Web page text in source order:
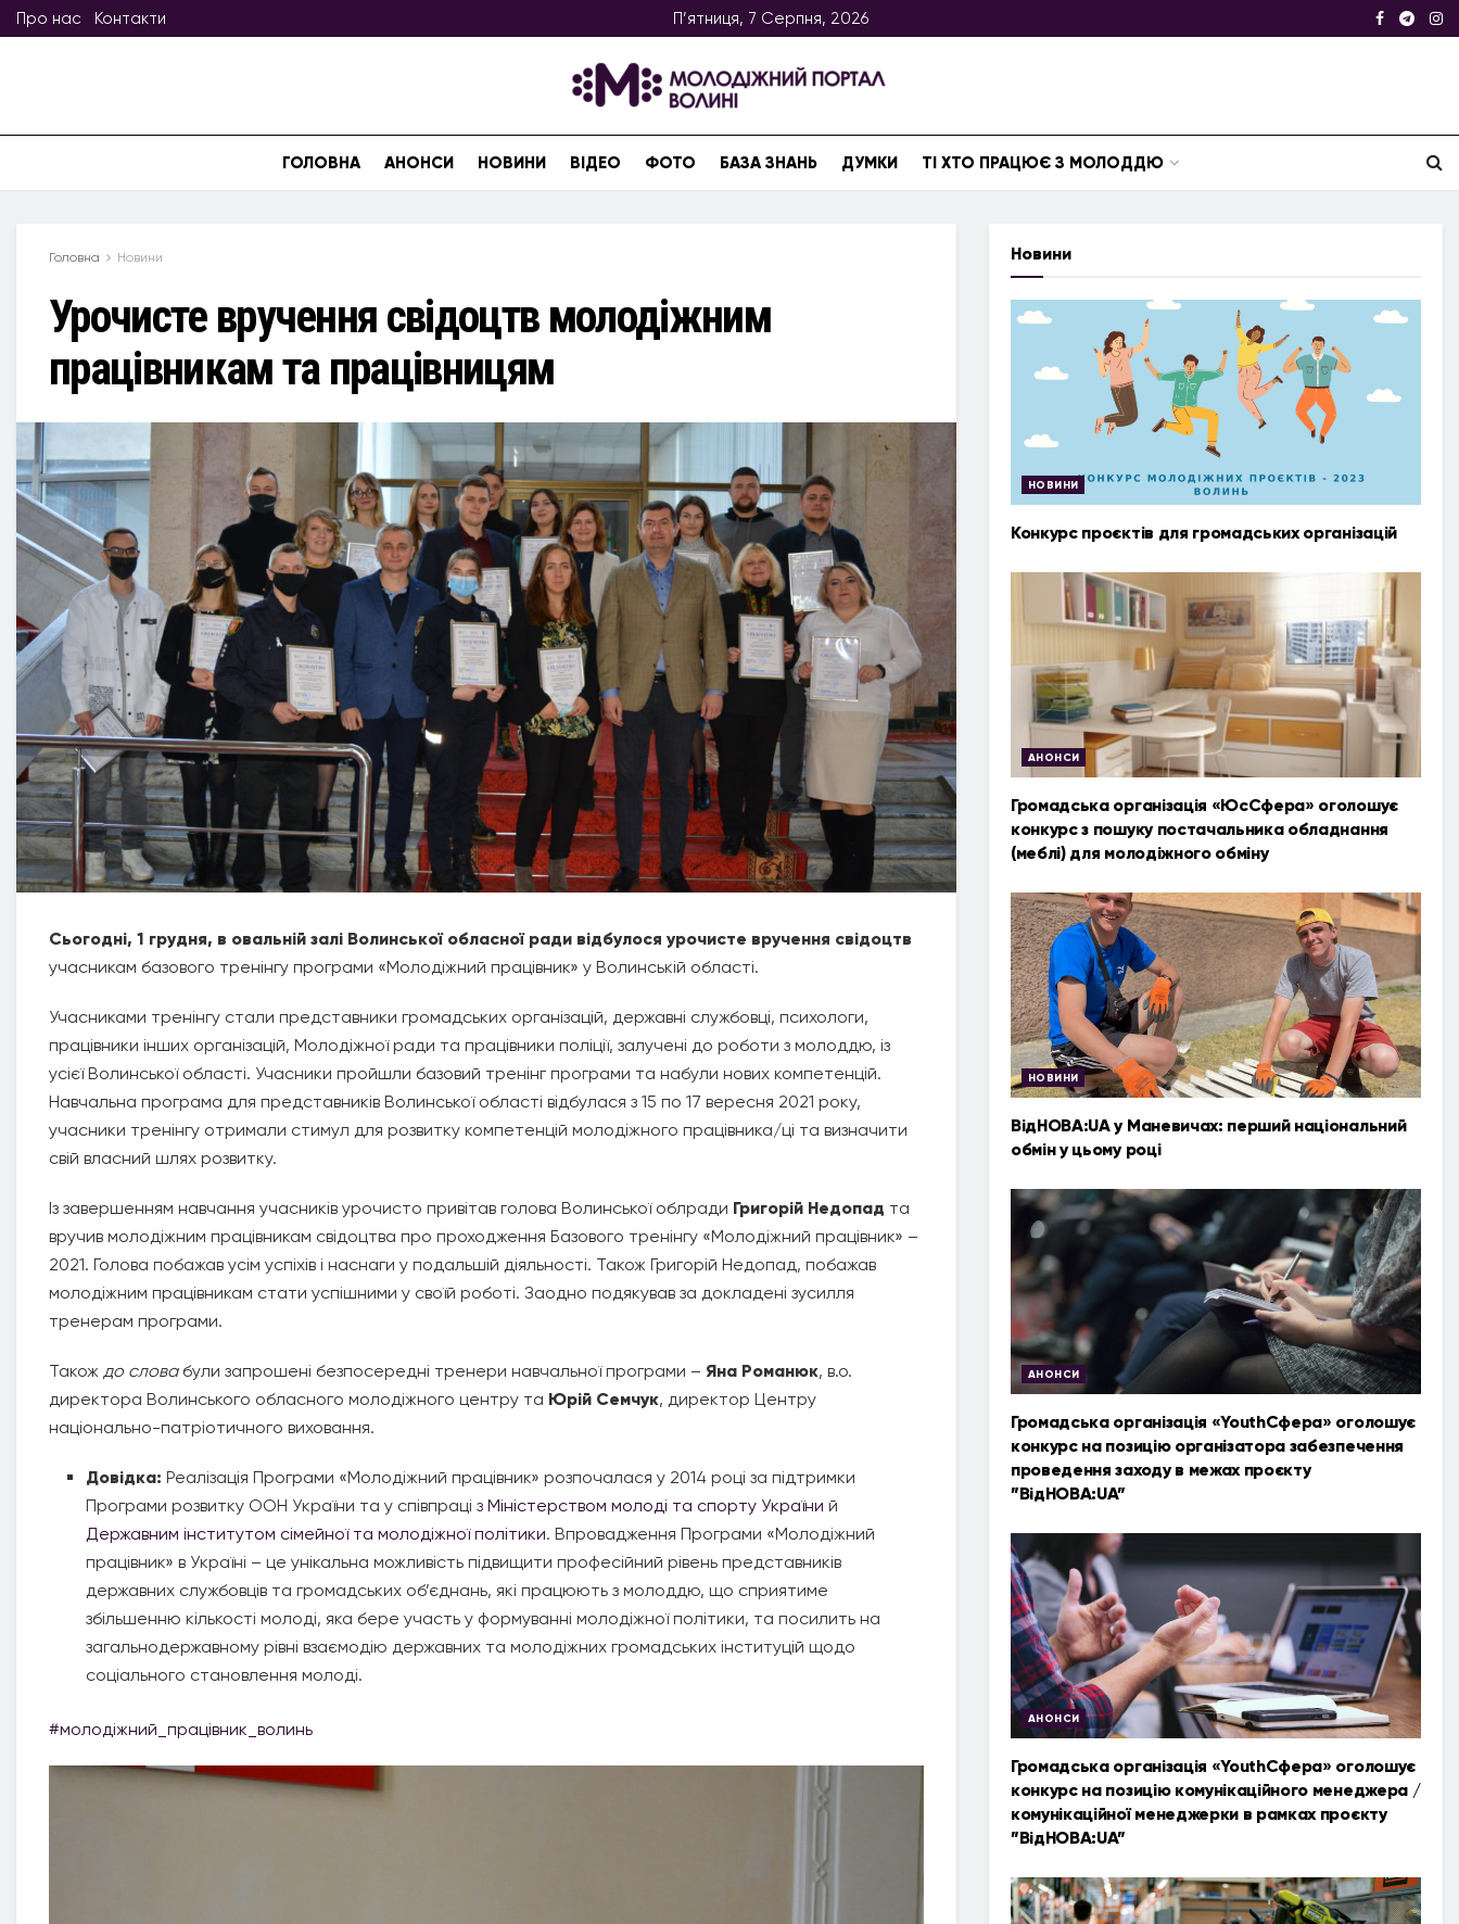
Про нас Контакти П’ятниця, 7 Серпня, 2026
ГОЛОВНА АНОНСИ НОВИНИ ВІДЕО ФОТО БАЗА ЗНАНЬ ДУМКИ ТІ ХТО ПРАЦЮЄ З МОЛОДДЮ
Головна Новини
Урочисте вручення свідоцтв молодіжним
працівникам та працівницям
Сьогодні, 1 грудня, в овальній залі Волинської обласної ради відбулося урочисте вручення свідоцтв
учасникам базового тренінгу програми «Молодіжний працівник» у Волинській області.
Учасниками тренінгу стали представники громадських організацій, державні службовці, психологи,
працівники інших організацій, Молодіжної ради та працівники поліції, залучені до роботи з молоддю, із
усієї Волинської області. Учасники пройшли базовий тренінг програми та набули нових компетенцій.
Навчальна програма для представників Волинської області відбулася з 15 по 17 вересня 2021 року,
учасники тренінгу отримали стимул для розвитку компетенцій молодіжного працівника/ці та визначити
свій власний шлях розвитку.
Із завершенням навчання учасників урочисто привітав голова Волинської облради Григорій Недопад та
вручив молодіжним працівникам свідоцтва про проходження Базового тренінгу «Молодіжний працівник» –
2021. Голова побажав усім успіхів і наснаги у подальшій діяльності. Також Григорій Недопад, побажав
молодіжним працівникам стати успішними у своїй роботі. Заодно подякував за докладені зусилля
тренерам програми.
Також до словабули запрошені безпосередні тренери навчальної програми – Яна Романюк, в.о.
директора Волинського обласного молодіжного центру та Юрій Семчук, директор Центру
національно-патріотичного виховання.
Довідка:Реалізація Програми «Молодіжний працівник» розпочалася у 2014 році за підтримки
Програми розвитку ООН України та у співпраці зМіністерством молоді та спорту України й
Державним інститутом сімейної та молодіжної політики. Впровадження Програми «Молодіжний
працівник» в Україні – це унікальна можливість підвищити професійний рівень представників
державних службовців та громадських об’єднань, які працюють з молоддю, що сприятиме
збільшенню кількості молоді, яка бере участь у формуванні молодіжної політики, та посилить на
загальнодержавному рівні взаємодію державних та молодіжних громадських інституцій щодо
соціального становлення молоді.
#молодіжний_працівник_волинь
Новини
НОВИНИ
Конкурс проєктів для громадських організацій
АНОНСИ
Громадська організація «ЮсСфера» оголошує
конкурс з пошуку постачальника обладнання
(меблі) для молодіжного обміну
НОВИНИ
ВідНОВА:UA у Маневичах: перший національний
обмін у цьому році
АНОНСИ
Громадська організація «YouthСфера» оголошує
конкурс на позицію організатора забезпечення
проведення заходу в межах проєкту
”ВідНОВА:UA”
АНОНСИ
Громадська організація «YouthСфера» оголошує
конкурс на позицію комунікаційного менеджера /
комунікаційної менеджерки в рамках проєкту
”ВідНОВА:UA”